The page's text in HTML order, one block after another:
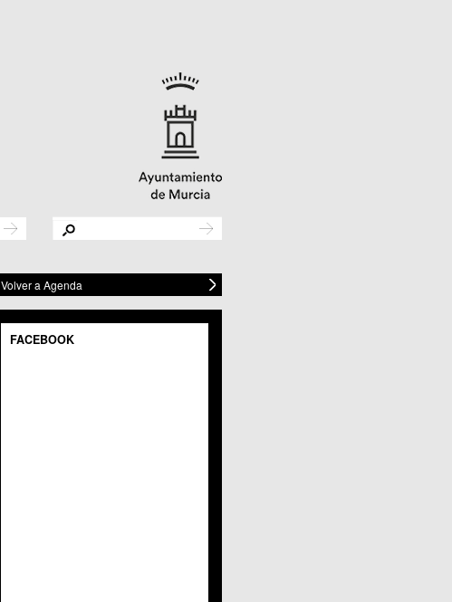
Volver a Agenda
FACEBOOK